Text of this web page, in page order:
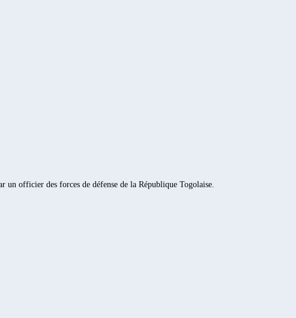
un officier des forces de défense de la République Togolaise.